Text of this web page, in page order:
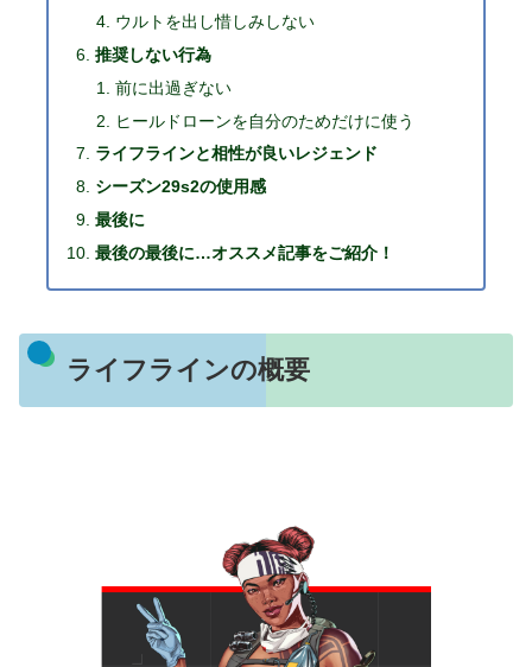
ウルトを出し惜しみしない
推奨しない行為
前に出過ぎない
ヒールドローンを自分のためだけに使う
ライフラインと相性が良いレジェンド
シーズン29s2の使用感
最後に
最後の最後に…オススメ記事をご紹介！
ライフラインの概要